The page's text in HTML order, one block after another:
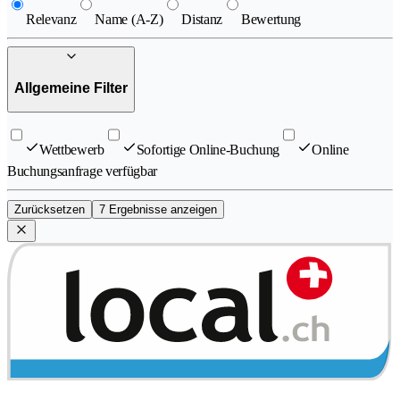
Relevanz Name (A-Z) Distanz Bewertung
Allgemeine Filter
Wettbewerb Sofortige Online-Buchung
Online
Buchungsanfrage verfügbar
Zurücksetzen 7 Ergebnisse anzeigen